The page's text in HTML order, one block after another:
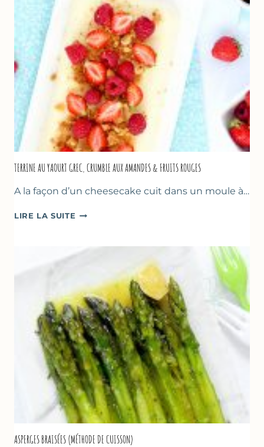
TERRINE AU YAOURT GREC, CRUMBLE AUX AMANDES & FRUITS ROUGES
A la façon d’un cheesecake cuit dans un moule à…
LIRE LA SUITE TERRINE
GREC,
AMANDES
&
FRUITS
ROUGES
ASPERGES BRAISÉES (MÉTHODE DE CUISSON)